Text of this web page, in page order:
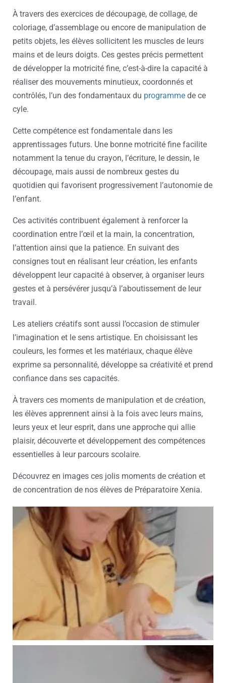
À travers des exercices de découpage, de collage, de
coloriage, d’assemblage ou encore de manipulation de
petits objets, les élèves sollicitent les muscles de leurs
mains et de leurs doigts. Ces gestes précis permettent
de développer la motricité fine, c’est-à-dire la capacité à
réaliser des mouvements minutieux, coordonnés et
contrôlés, l’un des fondamentaux du programme de ce
cyle.
Cette compétence est fondamentale dans les
apprentissages futurs. Une bonne motricité fine facilite
notamment la tenue du crayon, l’écriture, le dessin, le
découpage, mais aussi de nombreux gestes du
quotidien qui favorisent progressivement l’autonomie de
l’enfant.
Ces activités contribuent également à renforcer la
coordination entre l’œil et la main, la concentration,
l’attention ainsi que la patience. En suivant des
consignes tout en réalisant leur création, les enfants
développent leur capacité à observer, à organiser leurs
gestes et à persévérer jusqu’à l’aboutissement de leur
travail.
Les ateliers créatifs sont aussi l’occasion de stimuler
l’imagination et le sens artistique. En choisissant les
couleurs, les formes et les matériaux, chaque élève
exprime sa personnalité, développe sa créativité et prend
confiance dans ses capacités.
À travers ces moments de manipulation et de création,
les élèves apprennent ainsi à la fois avec leurs mains,
leurs yeux et leur esprit, dans une approche qui allie
plaisir, découverte et développement des compétences
essentielles à leur parcours scolaire.
Découvrez en images ces jolis moments de création et
de concentration de nos élèves de Préparatoire Xenia.